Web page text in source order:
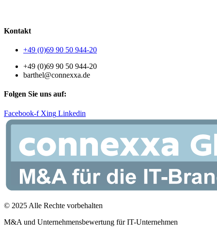
Kontakt
+49 (0)69 90 50 944-20
+49 (0)69 90 50 944-20
barthel@connexxa.de
Folgen Sie uns auf:
Facebook-f Xing Linkedin
© 2025 Alle Rechte vorbehalten
M&A und Unternehmensbewertung für IT-Unternehmen